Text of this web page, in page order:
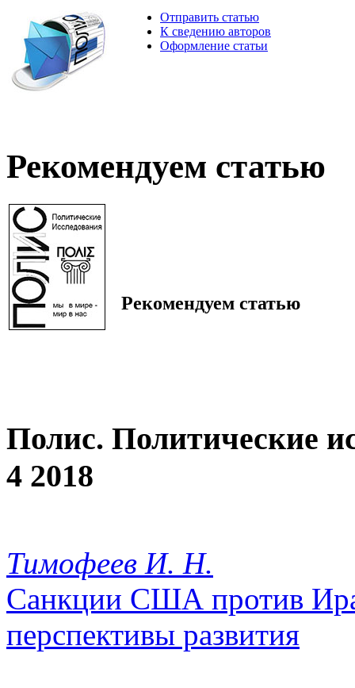
Отправить статью
К сведению авторов
Оформление статьи
Рекомендуем статью
Рекомендуем статью
Полис. Политические
4 2018
Тимофеев И. Н.
Санкции США против
перспективы развития